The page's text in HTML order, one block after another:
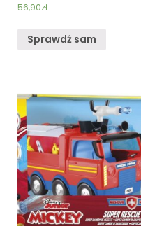
56,90zł
Sprawdź sam